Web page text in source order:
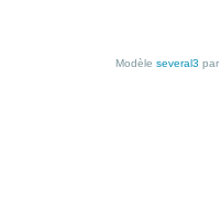
Modèle several3 par